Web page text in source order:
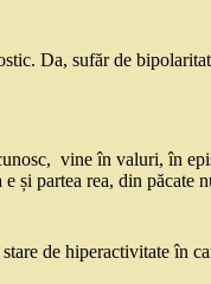
Da, sufăr de
vine în valuri, în
și partea rea, din
de hiperactivitate în